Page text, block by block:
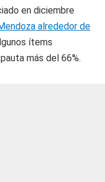
en diciembre
alrededor de
ítems
más del 66%.